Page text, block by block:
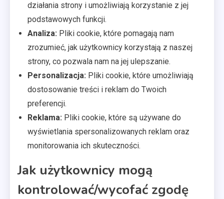
działania strony i umożliwiają korzystanie z jej
podstawowych funkcji.
Analiza: Pliki cookie, które pomagają nam
zrozumieć, jak użytkownicy korzystają z naszej
strony, co pozwala nam na jej ulepszanie.
Personalizacja: Pliki cookie, które umożliwiają
dostosowanie treści i reklam do Twoich
preferencji.
Reklama: Pliki cookie, które są używane do
wyświetlania spersonalizowanych reklam oraz
monitorowania ich skuteczności.
Jak użytkownicy mogą
kontrolować/wycofać zgodę